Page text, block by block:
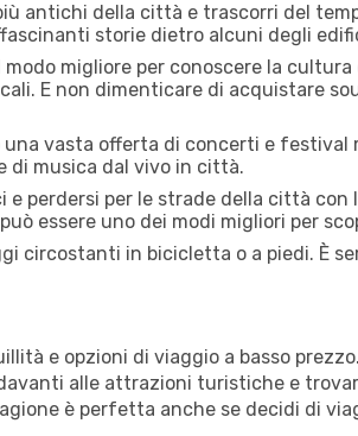
antichi della città e trascorri del
storie dietro alcuni degli
migliore per conoscere la
E non dimenticare di acquistare
vasta offerta di concerti e festival
di musica dal vivo in città.
e perdersi per le strade della città
essere uno dei modi migliori per
circostanti in bicicletta o a piedi. È
e opzioni di viaggio a basso
alle attrazioni turistiche e
è perfetta anche se decidi di